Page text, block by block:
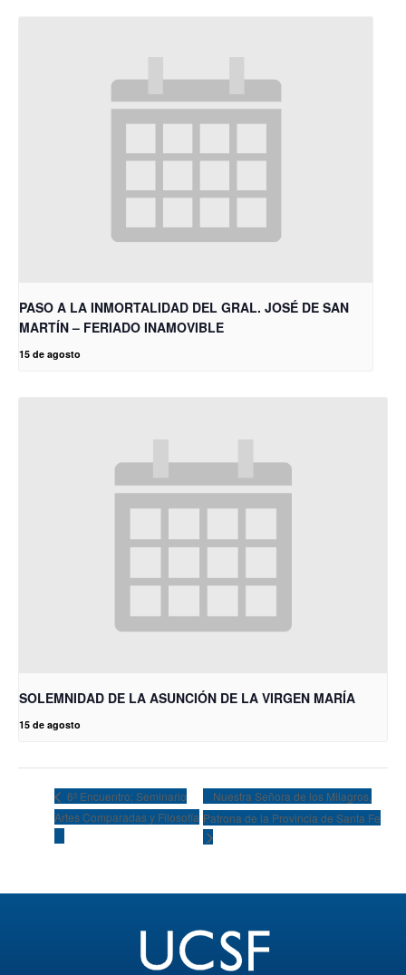
PASO A LA INMORTALIDAD DEL GRAL. JOSÉ DE SAN
MARTÍN – FERIADO INAMOVIBLE
15 de agosto
SOLEMNIDAD DE LA ASUNCIÓN DE LA VIRGEN MARÍA
15 de agosto
6º Encuentro: Seminario
Artes Comparadas y Filosofía
Nuestra Señora de los Milagros,
Patrona de la Provincia de Santa Fe